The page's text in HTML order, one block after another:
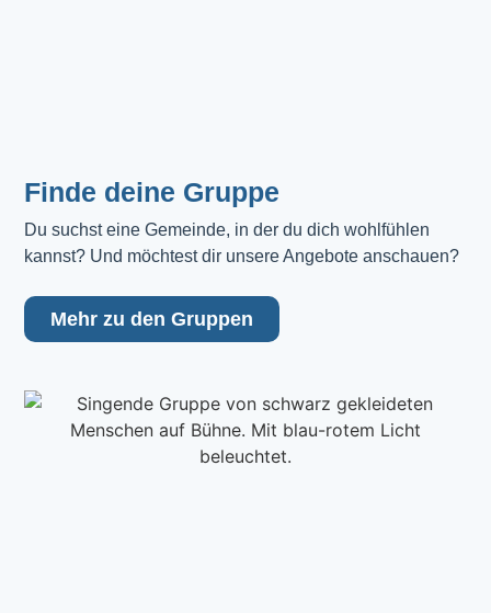
Finde deine Gruppe
Du suchst eine Gemeinde, in der du dich wohlfühlen
kannst? Und möchtest dir unsere Angebote anschauen?
Mehr zu den Gruppen